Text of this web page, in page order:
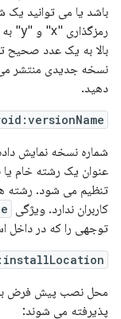
بالا به یک عدد صحیح
نسخه جدیدی منتشر
دهید.
شماره نسخه نمایش
عنوان یک رشته خام
تنظیم می شود. رشته
کاربران ندارد. ویژگی
توجهی را که در داخل
محل نصب پیش فرض
پذیرفته می شوند: